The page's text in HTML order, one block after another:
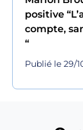
positive
compte,
“
Publié le 29/